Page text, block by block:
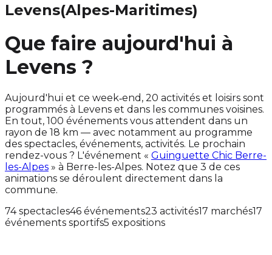
Levens(Alpes-Maritimes)
Que faire aujourd'hui à
Levens ?
Aujourd'hui et ce week‑end, 20 activités et loisirs sont
programmés à Levens et dans les communes voisines.
En tout, 100 événements vous attendent dans un
rayon de 18 km — avec notamment au programme
des spectacles, événements, activités. Le prochain
rendez-vous ? L'événement « Guinguette Chic Berre-
les-Alpes » à Berre-les-Alpes. Notez que 3 de ces
animations se déroulent directement dans la
commune.
74 spectacles46 événements23 activités17 marchés17
événements sportifs5 expositions